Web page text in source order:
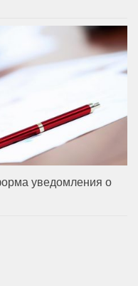
уведомления о